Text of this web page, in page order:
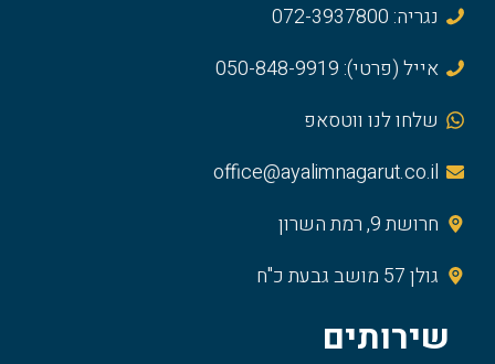
שירותים
נגריה: 072-3937800
אייל (פרטי): 050-848-9919
שלחו לנו ווטסאפ
office@ayalimnagarut.co.il
חרושת 9, רמת השרון
גולן 57 מושב גבעת כ"ח